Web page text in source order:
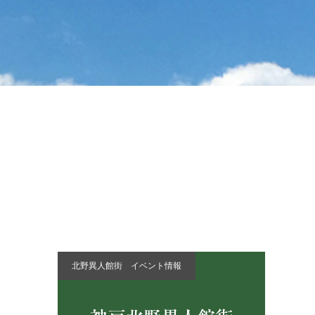
北野異人館街 イベント情報